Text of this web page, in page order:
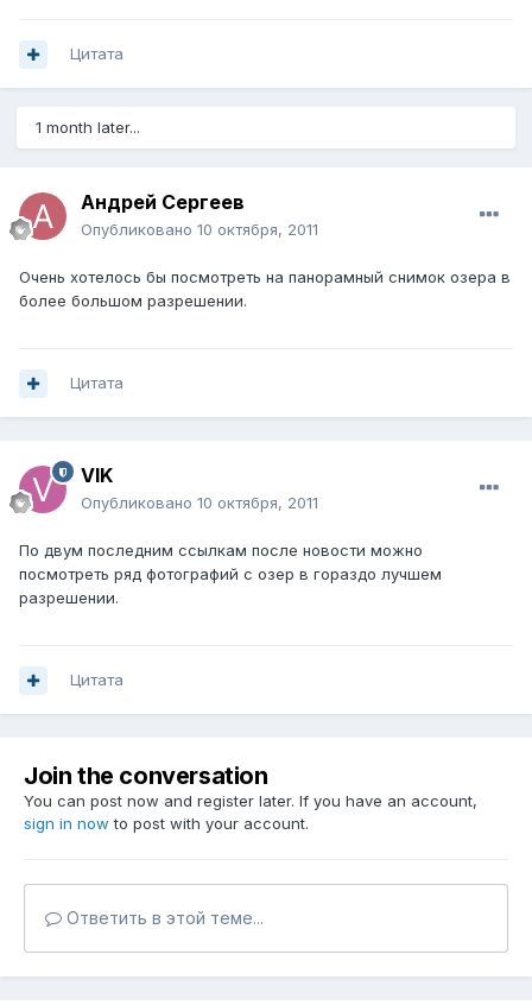
Цитата
1 month later...
Андрей Сергеев
Опубликовано 10 октября, 2011
Очень хотелось бы посмотреть на панорамный снимок озера в
более большом разрешении.
Цитата
VIK
Опубликовано 10 октября, 2011
По двум последним ссылкам после новости можно
посмотреть ряд фотографий с озер в гораздо лучшем
разрешении.
Цитата
Join the conversation
You can post now and register later. If you have an account,
sign in now to post with your account.
Ответить в этой теме...